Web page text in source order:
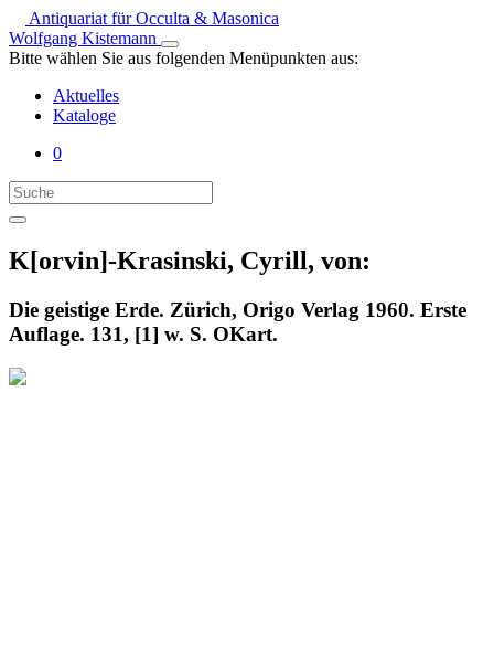
Antiquariat für Occulta & Masonica
Wolfgang Kistemann
Bitte wählen Sie aus folgenden Menüpunkten aus:
Aktuelles
Kataloge
0
K[orvin]-Krasinski, Cyrill, von:
Die geistige Erde. Zürich, Origo Verlag 1960. Erste
Auflage. 131, [1] w. S. OKart.